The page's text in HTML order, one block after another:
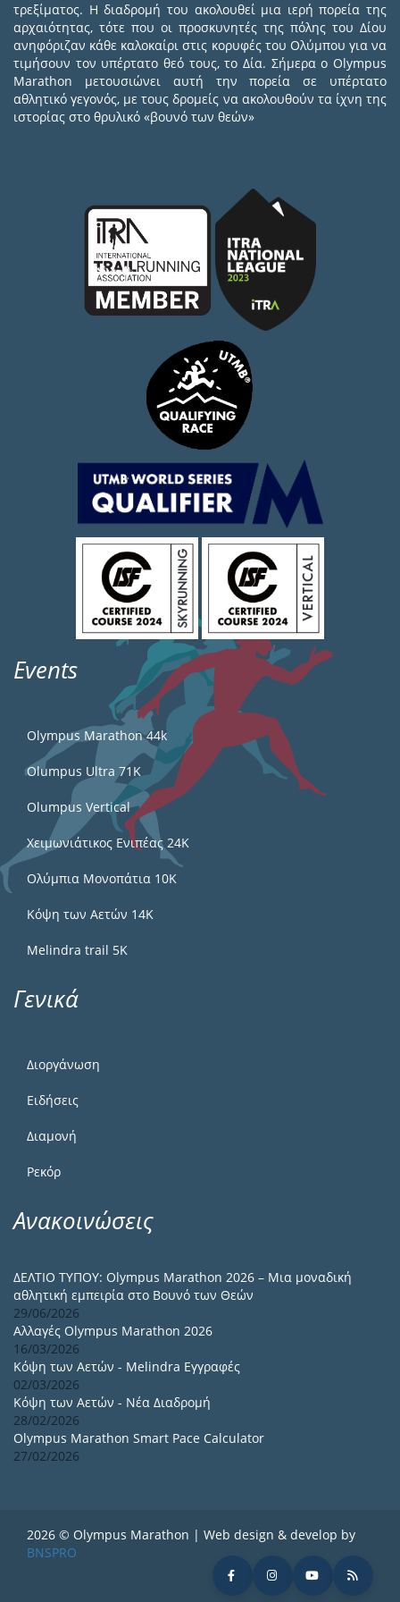
τρεξίματος. Η διαδρομή του ακολουθεί μια ιερή πορεία της
αρχαιότητας, τότε που οι προσκυνητές της πόλης του Δίου
ανηφόριζαν κάθε καλοκαίρι στις κορυφές του Ολύμπου για να
τιμήσουν τον υπέρτατο θεό τους, το Δία. Σήμερα ο Olympus
Marathon μετουσιώνει αυτή την πορεία σε υπέρτατο
αθλητικό γεγονός, με τους δρομείς να ακολουθούν τα ίχνη της
ιστορίας στο θρυλικό «βουνό των θεών»
Events
Olympus Marathon 44k
Olumpus Ultra 71K
Olumpus Vertical
Χειμωνιάτικος Ενιπέας 24Κ
Ολύμπια Μονοπάτια 10Κ
Κόψη των Αετών 14Κ
Melindra trail 5Κ
Γενικά
Διοργάνωση
Ειδήσεις
Διαμονή
Ρεκόρ
Ανακοινώσεις
ΔΕΛΤΙΟ ΤΥΠΟΥ: Olympus Marathon 2026 – Μια μοναδική
αθλητική εμπειρία στο Βουνό των Θεών
29/06/2026
Αλλαγές Olympus Marathon 2026
16/03/2026
Κόψη των Αετών - Melindra Εγγραφές
02/03/2026
Κόψη των Αετών - Νέα Διαδρομή
28/02/2026
Olympus Marathon Smart Pace Calculator
27/02/2026
2026 © Olympus Marathon | Web design & develop by
BNSPRO